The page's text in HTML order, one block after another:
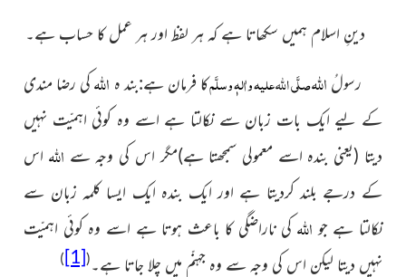
دینِ اسلام ہمیں سکھاتا ہے کہ ہر لفظ اور ہر عمل کا حساب ہے۔
رسولُ اللہصلَّی اللہ علیہ واٰلہٖ وسلَّمکا فرمان ہے:بند ہ اللہکی رضا مندی
کے لیے ایک بات زبان سے نکالتا ہے اسے وہ کوئی اہمیّت نہیں
دیتا (یعنی بندہ اسے معمولی سمجھتا ہے)مگر اس کی وجہ سے اللہ اس
کے درجے بلند کردیتا ہے اور ایک بندہ ایک ایسا کلمہ زبان سے
نکالتا ہے جو اللہکی ناراضگی کا باعث ہوتا ہے اسے وہ کوئی اہمیّت
نہیں دیتا لیکن اس کی وجہ سے وہ جہنّم میں چلا جاتا ہے۔(
[1]
)